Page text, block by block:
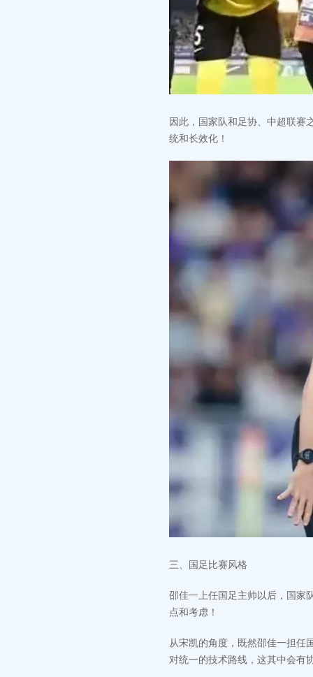
因此，国家队和足协、中超联赛
统和长效化！
‬三、国足比赛风格
邵佳一上任国足主帅以后，国家
点和考虑！
从宋凯的角度，既然邵佳一担任
对统一的技术路线，这其中会有